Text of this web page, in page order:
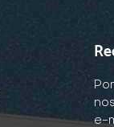
e-